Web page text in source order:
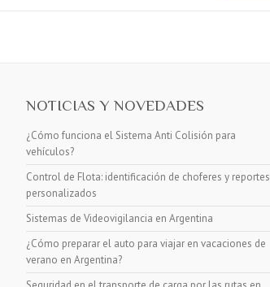
NOTICIAS Y NOVEDADES
¿Cómo funciona el Sistema Anti Colisión para
vehículos?
Control de Flota: identificación de choferes y reportes
personalizados
Sistemas de Videovigilancia en Argentina
¿Cómo preparar el auto para viajar en vacaciones de
verano en Argentina?